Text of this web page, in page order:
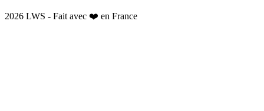
2026 LWS - Fait avec ❤️ en France